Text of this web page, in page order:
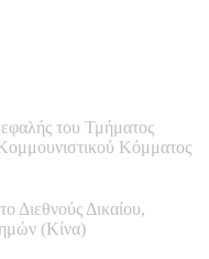
του Τμήματος
Κόμματος
Διεθνούς Δικαίου,
(Κίνα)